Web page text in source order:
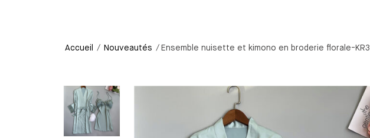
Accueil / Nouveautés / Ensemble nuisette et kimono en broderie florale-KR3